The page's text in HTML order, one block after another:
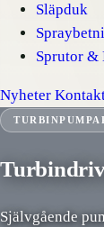
Släpduk
Sprutor &
Nyheter
Självgående